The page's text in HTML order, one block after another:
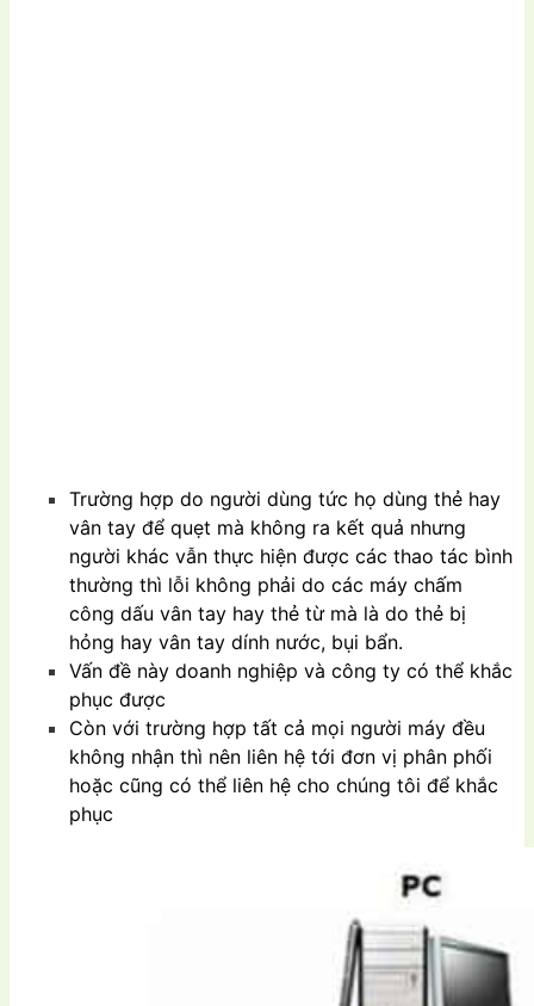
Trường hợp do người dùng tức họ dùng thẻ hay
vân tay để quẹt mà không ra kết quả nhưng
người khác vẫn thực hiện được các thao tác bình
thường thì lỗi không phải do các máy chấm
công dấu vân tay hay thẻ từ mà là do thẻ bị
hỏng hay vân tay dính nước, bụi bẩn.
Vấn đề này doanh nghiệp và công ty có thể khắc
phục được
Còn với trường hợp tất cả mọi người máy đều
không nhận thì nên liên hệ tới đơn vị phân phối
hoặc cũng có thể liên hệ cho chúng tôi để khắc
phục